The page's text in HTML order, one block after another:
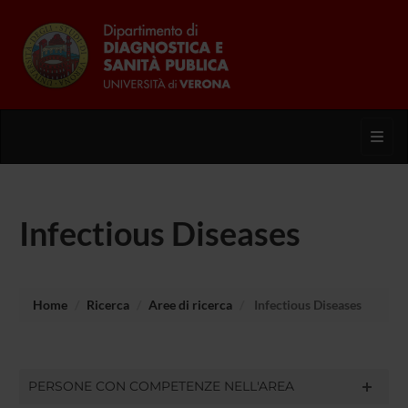
Infectious Diseases
Home Ricerca Aree di ricerca Infectious Diseases
PERSONE CON COMPETENZE NELL'AREA